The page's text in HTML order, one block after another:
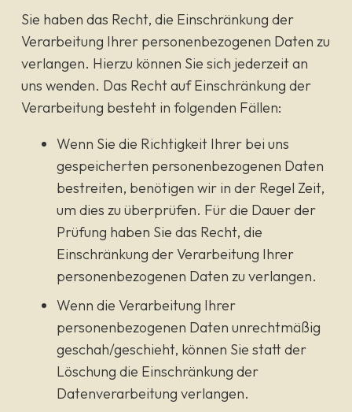
Sie haben das Recht, die Einschränkung der
Verarbeitung Ihrer personenbezogenen Daten zu
verlangen. Hierzu können Sie sich jederzeit an
uns wenden. Das Recht auf Einschränkung der
Verarbeitung besteht in folgenden Fällen:
Wenn Sie die Richtigkeit Ihrer bei uns
gespeicherten personenbezogenen Daten
bestreiten, benötigen wir in der Regel Zeit,
um dies zu überprüfen. Für die Dauer der
Prüfung haben Sie das Recht, die
Einschränkung der Verarbeitung Ihrer
personenbezogenen Daten zu verlangen.
Wenn die Verarbeitung Ihrer
personenbezogenen Daten unrechtmäßig
geschah/geschieht, können Sie statt der
Löschung die Einschränkung der
Datenverarbeitung verlangen.